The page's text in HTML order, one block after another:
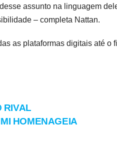
assunto na linguagem
– completa Nattan.
as plataformas digitais até
RIVAL
HOMENAGEIA